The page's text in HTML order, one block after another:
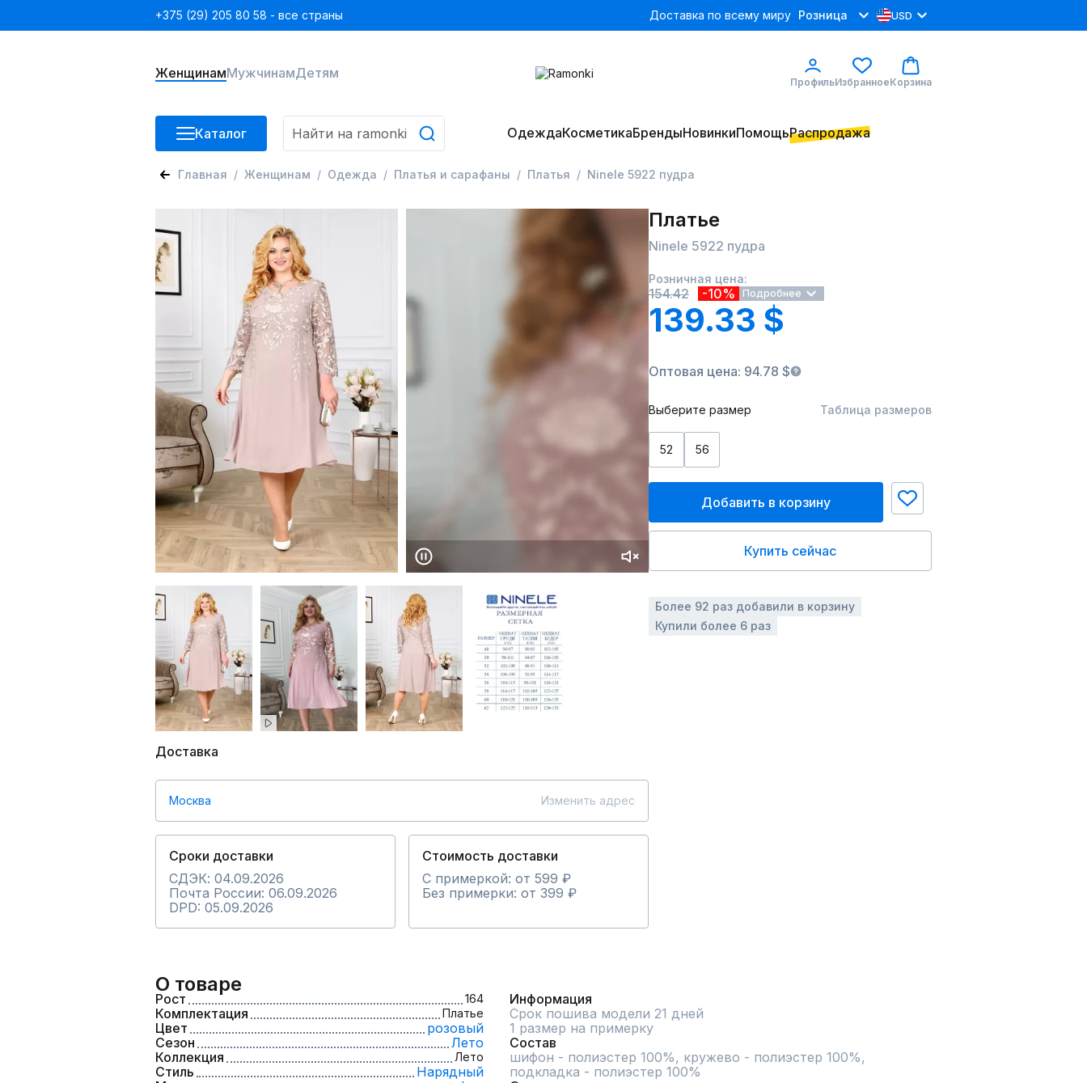
+375 (29) 205 80 58 - все страны Доставка по всему миру Розница USD
ЖенщинамМужчинамДетям
ПрофильИзбранноеКорзина
Каталог ОдеждаКосметикаБрендыНовинкиПомощьРаспродажа
Главная Женщинам Одежда Платья и сарафаны Платья Ninele 5922 пудра
Доставка
Москва Изменить адрес
Сроки доставки
СДЭК: 04.09.2026
Почта России: 06.09.2026
DPD: 05.09.2026
Стоимость доставки
С примеркой: от 599 ₽
Без примерки: от 399 ₽
Платье
Ninele 5922 пудра
Розничная цена:
154.42 -10% Подробнее
139.33 $
Оптовая цена: 94.78 $
Выберите размер Таблица размеров
52 56
Добавить в корзину
Купить сейчас
Более 92 раз добавили в корзину
Купили более 6 раз
О товаре
Рост 164
Комплектация Платье
Цвет
розовый
Сезон
Лето
Коллекция
Лето
Стиль
Нарядный
Информация
Срок пошива модели 21 дней
1 размер на примерку
Состав
шифон - полиэстер 100%, кружево - полиэстер 100%,
подкладка - полиэстер 100%